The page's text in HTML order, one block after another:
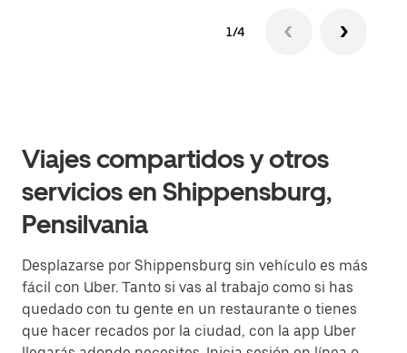
1/4
Viajes compartidos y otros
servicios en Shippensburg,
Pensilvania
Desplazarse por Shippensburg sin vehículo es más
fácil con Uber. Tanto si vas al trabajo como si has
quedado con tu gente en un restaurante o tienes
que hacer recados por la ciudad, con la app Uber